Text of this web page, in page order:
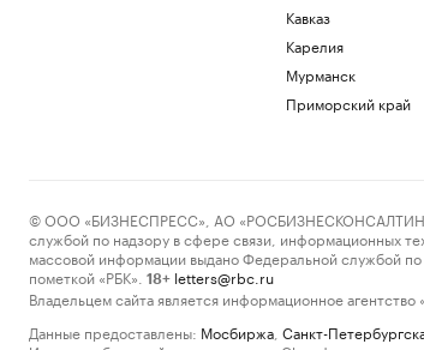
Кавказ
Карелия
Мурманск
Приморский край
© ООО «БИЗНЕСПРЕСС», АО «РОСБИЗНЕСКОНСАЛТИНГ»,
службой по надзору в сфере связи, информационных
массовой информации выдано Федеральной службой
пометкой «РБК».
18+ letters@rbc.ru
Владельцем сайта является информационное агентство
Данные предоставлены: Мосбиржа Санкт-